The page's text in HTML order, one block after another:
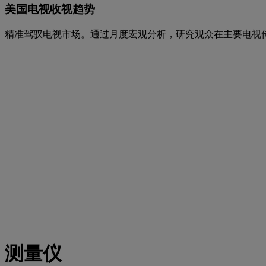
美国电视收视趋势
精准驾驭电视市场。通过月度宏观分析，研究观众在主要电视
测量仪